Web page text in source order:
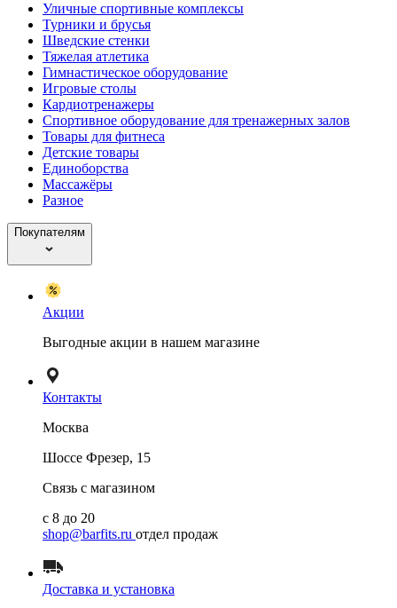
Уличные спортивные комплексы
Турники и брусья
Шведские стенки
Тяжелая атлетика
Гимнастическое оборудование
Игровые столы
Кардиотренажеры
Спортивное оборудование для тренажерных залов
Товары для фитнеса
Детские товары
Единоборства
Массажёры
Разное
Покупателям
Акции
Выгодные акции в нашем магазине
Контакты
Москва
Шоссе Фрезер, 15
Связь с магазином
с 8 до 20
shop@barfits.ru отдел продаж
Доставка и установка